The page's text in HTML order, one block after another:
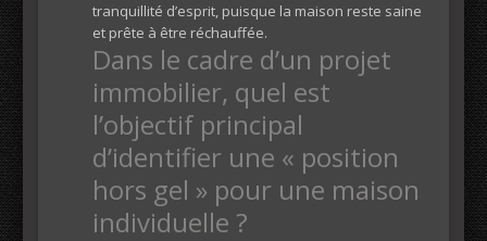
tranquillité d’esprit, puisque la maison reste saine
et prête à être réchauffée.
Dans le cadre d’un projet
immobilier, quel est
l’objectif principal
d’identifier une « position
hors gel » pour une maison
individuelle ?